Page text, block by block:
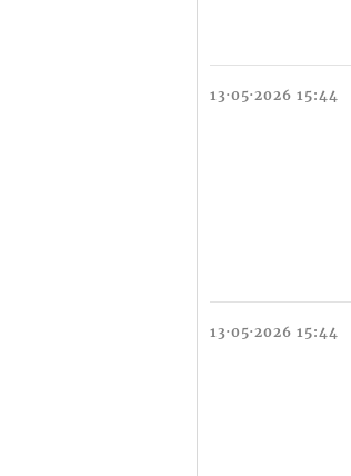
13·05·2026 15:44
13·05·2026 15:44